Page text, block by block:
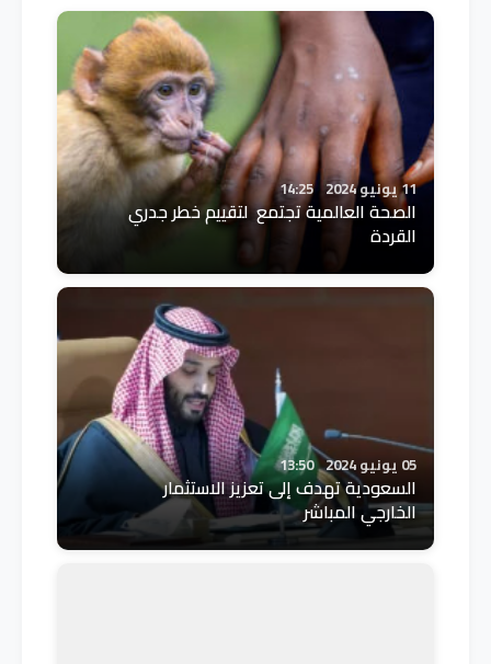
11 يونيو 2024 14:25
الصحة العالمية تجتمع لتقييم خطر جدري
القردة
05 يونيو 2024 13:50
السعودية تهدف إلى تعزيز الاستثمار
الخارجي المباشر